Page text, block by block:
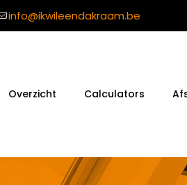
info@ikwileendakraam.be
Overzicht Calculators